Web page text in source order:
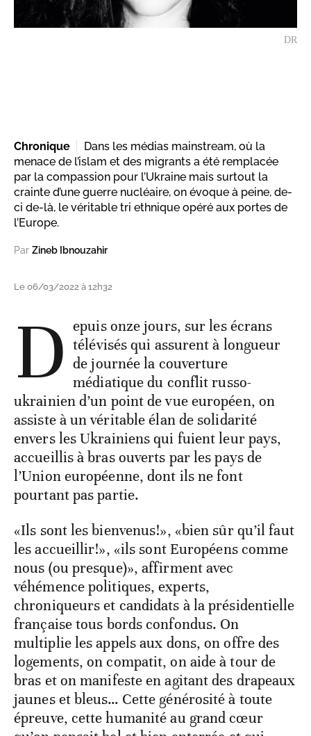
DR
Chronique
Dans les médias mainstream, où la
menace de l’islam et des migrants a été remplacée
par la compassion pour l’Ukraine mais surtout la
crainte d’une guerre nucléaire, on évoque à peine, de-
ci de-là, le véritable tri ethnique opéré aux portes de
l’Europe.
Par Zineb Ibnouzahir
Le 06/03/2022 à 12h32
D epuis onze jours, sur les écrans
télévisés qui assurent à longueur
de journée la couverture
médiatique du conflit russo-
ukrainien d’un point de vue européen, on
assiste à un véritable élan de solidarité
envers les Ukrainiens qui fuient leur pays,
accueillis à bras ouverts par les pays de
l’Union européenne, dont ils ne font
pourtant pas partie.
«Ils sont les bienvenus!», «bien sûr qu’il faut
les accueillir!», «ils sont Européens comme
nous (ou presque)», affirment avec
véhémence politiques, experts,
chroniqueurs et candidats à la présidentielle
française tous bords confondus. On
multiplie les appels aux dons, on offre des
logements, on compatit, on aide à tour de
bras et on manifeste en agitant des drapeaux
jaunes et bleus… Cette générosité à toute
épreuve, cette humanité au grand cœur